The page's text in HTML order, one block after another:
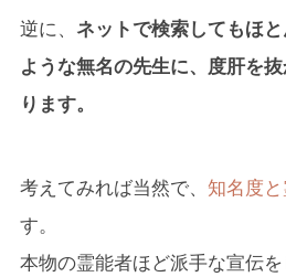
逆に、 ネットで検索してもほ
ような無名の先生に、度肝を
ります。
考えてみれば当然で、 知名度
す。
本物の霊能者ほど派手な宣伝